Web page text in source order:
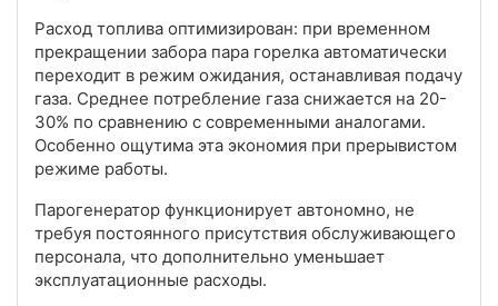
Расход топлива оптимизирован: при временном
прекращении забора пара горелка автоматически
переходит в режим ожидания, останавливая подачу
газа. Среднее потребление газа снижается на 20-
30% по сравнению с современными аналогами.
Особенно ощутима эта экономия при прерывистом
режиме работы.
Парогенератор функционирует автономно, не
требуя постоянного присутствия обслуживающего
персонала, что дополнительно уменьшает
эксплуатационные расходы.